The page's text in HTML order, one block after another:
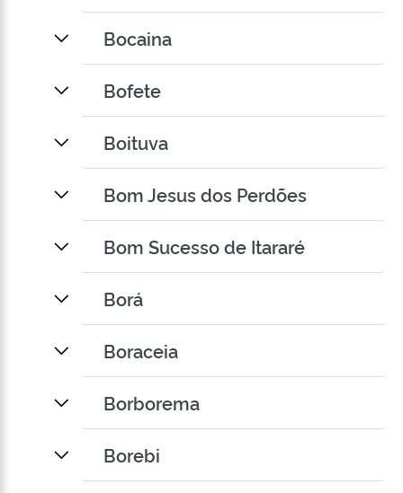
Bocaina
Bofete
Boituva
Bom Jesus dos Perdões
Bom Sucesso de Itararé
Borá
Boraceia
Borborema
Borebi